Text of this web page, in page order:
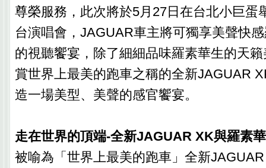
尊榮服務，此次將於5月27日在台北小巨蛋
台演唱會，JAGUAR車主將可獨享美聲快
的視聽饗宴，除了細細品味羅素華生的天
賞世界上最美的跑車之稱的全新JAGUAR
造一場美型、美聲的感官饗宴。
走在世界的頂端-全新JAGUAR XK與羅素
被喻為「世界上最美的跑車」全新